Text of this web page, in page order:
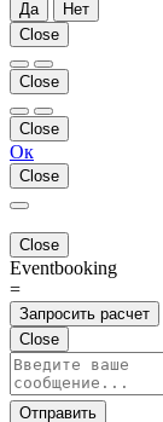
Да
Нет
Close
Close
Close
Ок
Close
Close
Eventbooking
=
Запросить расчет
Close
Отправить